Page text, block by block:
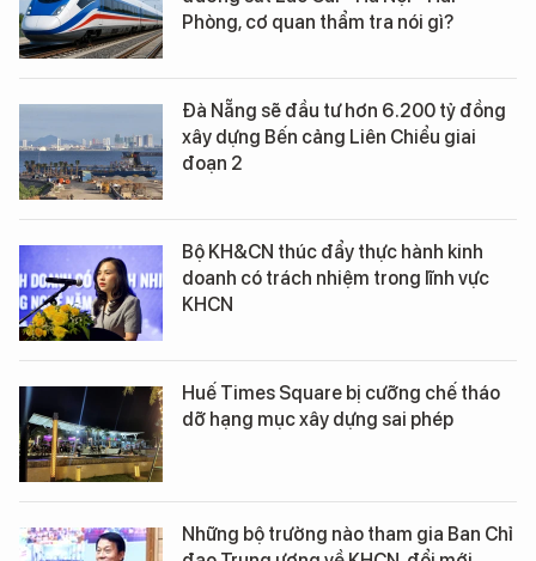
Phòng, cơ quan thẩm tra nói gì?
Đà Nẵng sẽ đầu tư hơn 6.200 tỷ đồng
xây dựng Bến cảng Liên Chiểu giai
đoạn 2
Bộ KH&CN thúc đẩy thực hành kinh
doanh có trách nhiệm trong lĩnh vực
KHCN
Huế Times Square bị cưỡng chế tháo
dỡ hạng mục xây dựng sai phép
Những bộ trưởng nào tham gia Ban Chỉ